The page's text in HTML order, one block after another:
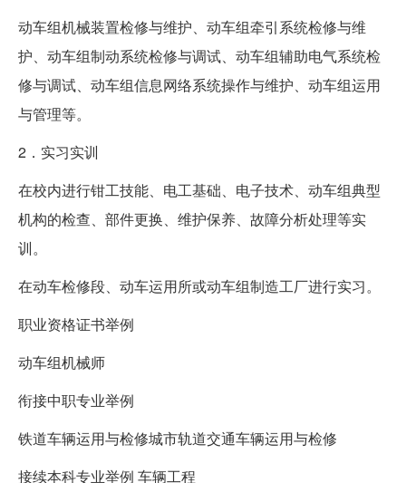
动车组机械装置检修与维护、动车组牵引系统检修与维
护、动车组制动系统检修与调试、动车组辅助电气系统检
修与调试、动车组信息网络系统操作与维护、动车组运用
与管理等。
2．实习实训
在校内进行钳工技能、电工基础、电子技术、动车组典型
机构的检查、部件更换、维护保养、故障分析处理等实
训。
在动车检修段、动车运用所或动车组制造工厂进行实习。
职业资格证书举例
动车组机械师
衔接中职专业举例
铁道车辆运用与检修城市轨道交通车辆运用与检修
接续本科专业举例 车辆工程